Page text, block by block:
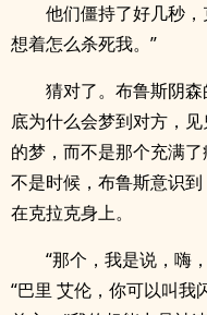
他们僵持了好几秒
想着怎么杀死我。”
猜对了。布鲁斯阴
底为什么会梦到对方，
的梦，而不是那个充满
不是时候，布鲁斯意识
在克拉克身上。
“那个，我是说，嗨
“巴里 艾伦，你可以叫我